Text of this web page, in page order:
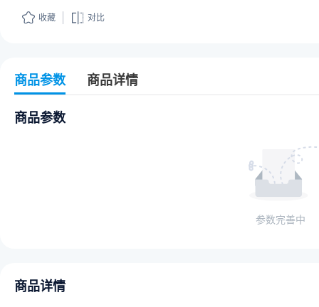
收藏 对比
商品参数 商品详情
商品参数
参数完善中
商品详情